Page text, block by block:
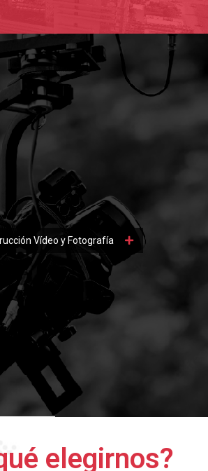
Vídeo y Fotografía
elegirnos?